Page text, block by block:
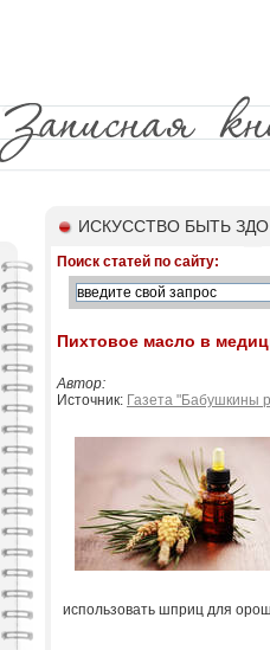
ИСКУССТВО БЫТЬ
Поиск статей по сайту:
Пихтовое масло в
Автор:
Источник: Газета "Бабушкины
использовать шприц для